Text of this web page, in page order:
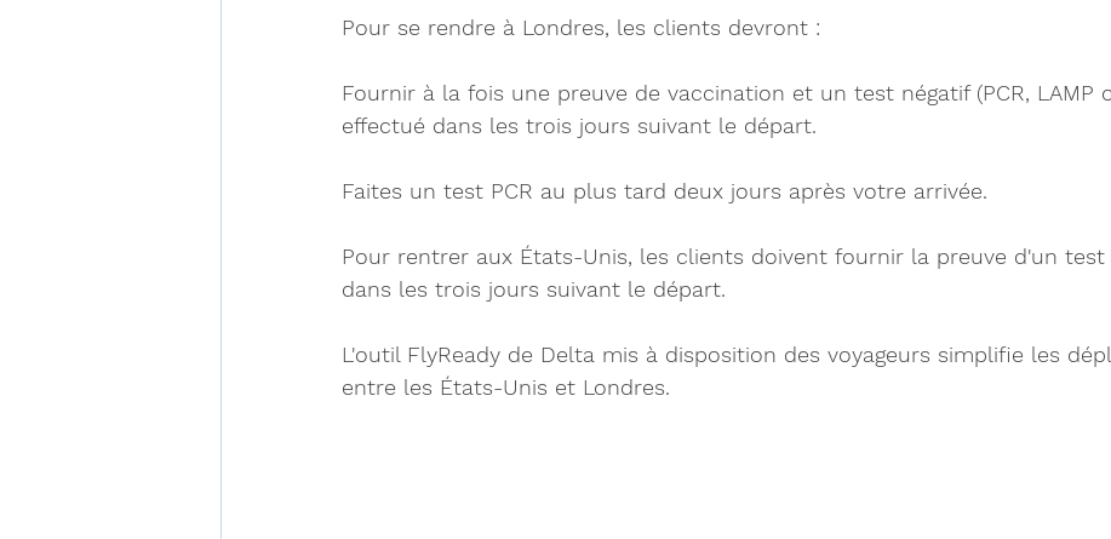
Pour se rendre à Londres, les clients devront :
Fournir à la fois une preuve de vaccination et un test négatif (PCR, LAMP
effectué dans les trois jours suivant le départ.
Faites un test PCR au plus tard deux jours après votre arrivée.
Pour rentrer aux États-Unis, les clients doivent fournir la preuve d'un test
dans les trois jours suivant le départ.
L'outil FlyReady de Delta mis à disposition des voyageurs simplifie les
entre les États-Unis et Londres.